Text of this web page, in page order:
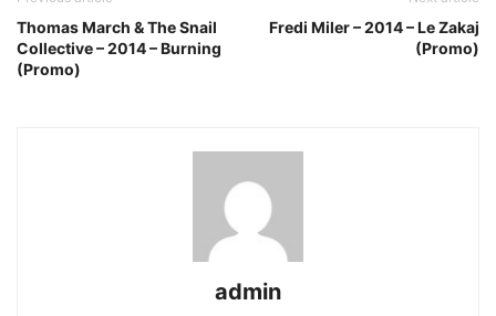
Thomas March & The Snail
Collective – 2014 – Burning
(Promo)
Fredi Miler – 2014 – Le Zakaj
(Promo)
admin